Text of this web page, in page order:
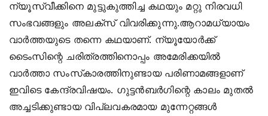
ന്യൂസ്‌വീക്കിനെ മുട്ടുകുത്തിച്ച കഥയും മറ്റു നിരവധി
സംഭവങ്ങളും അലക്‌സ് വിവരിക്കുന്നു.ആറാമധ്യായം
വാര്‍ത്തയുടെ തന്നെ കഥയാണ്. ന്യൂയോര്‍ക്ക്
ടൈംസിന്റെ ചരിത്രത്തിനൊപ്പം അമേരിക്കയില്‍
വാര്‍ത്താ സംസ്‌കാരത്തിനുണ്ടായ പരിണാമങ്ങളാണ്
ഇവിടെ കേന്ദ്രവിഷയം. ഗുട്ടന്‍ബര്‍ഗിന്റെ കാലം മുതല്‍
അച്ചടിക്കുണ്ടായ വിപ്ലവകരമായ മുന്നേറ്റങ്ങള്‍